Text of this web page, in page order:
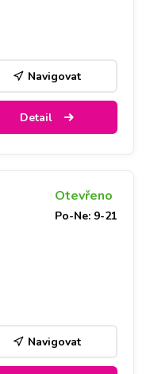
Navigovat
Detail
Otevřeno
Po-Ne: 9-21
Navigovat